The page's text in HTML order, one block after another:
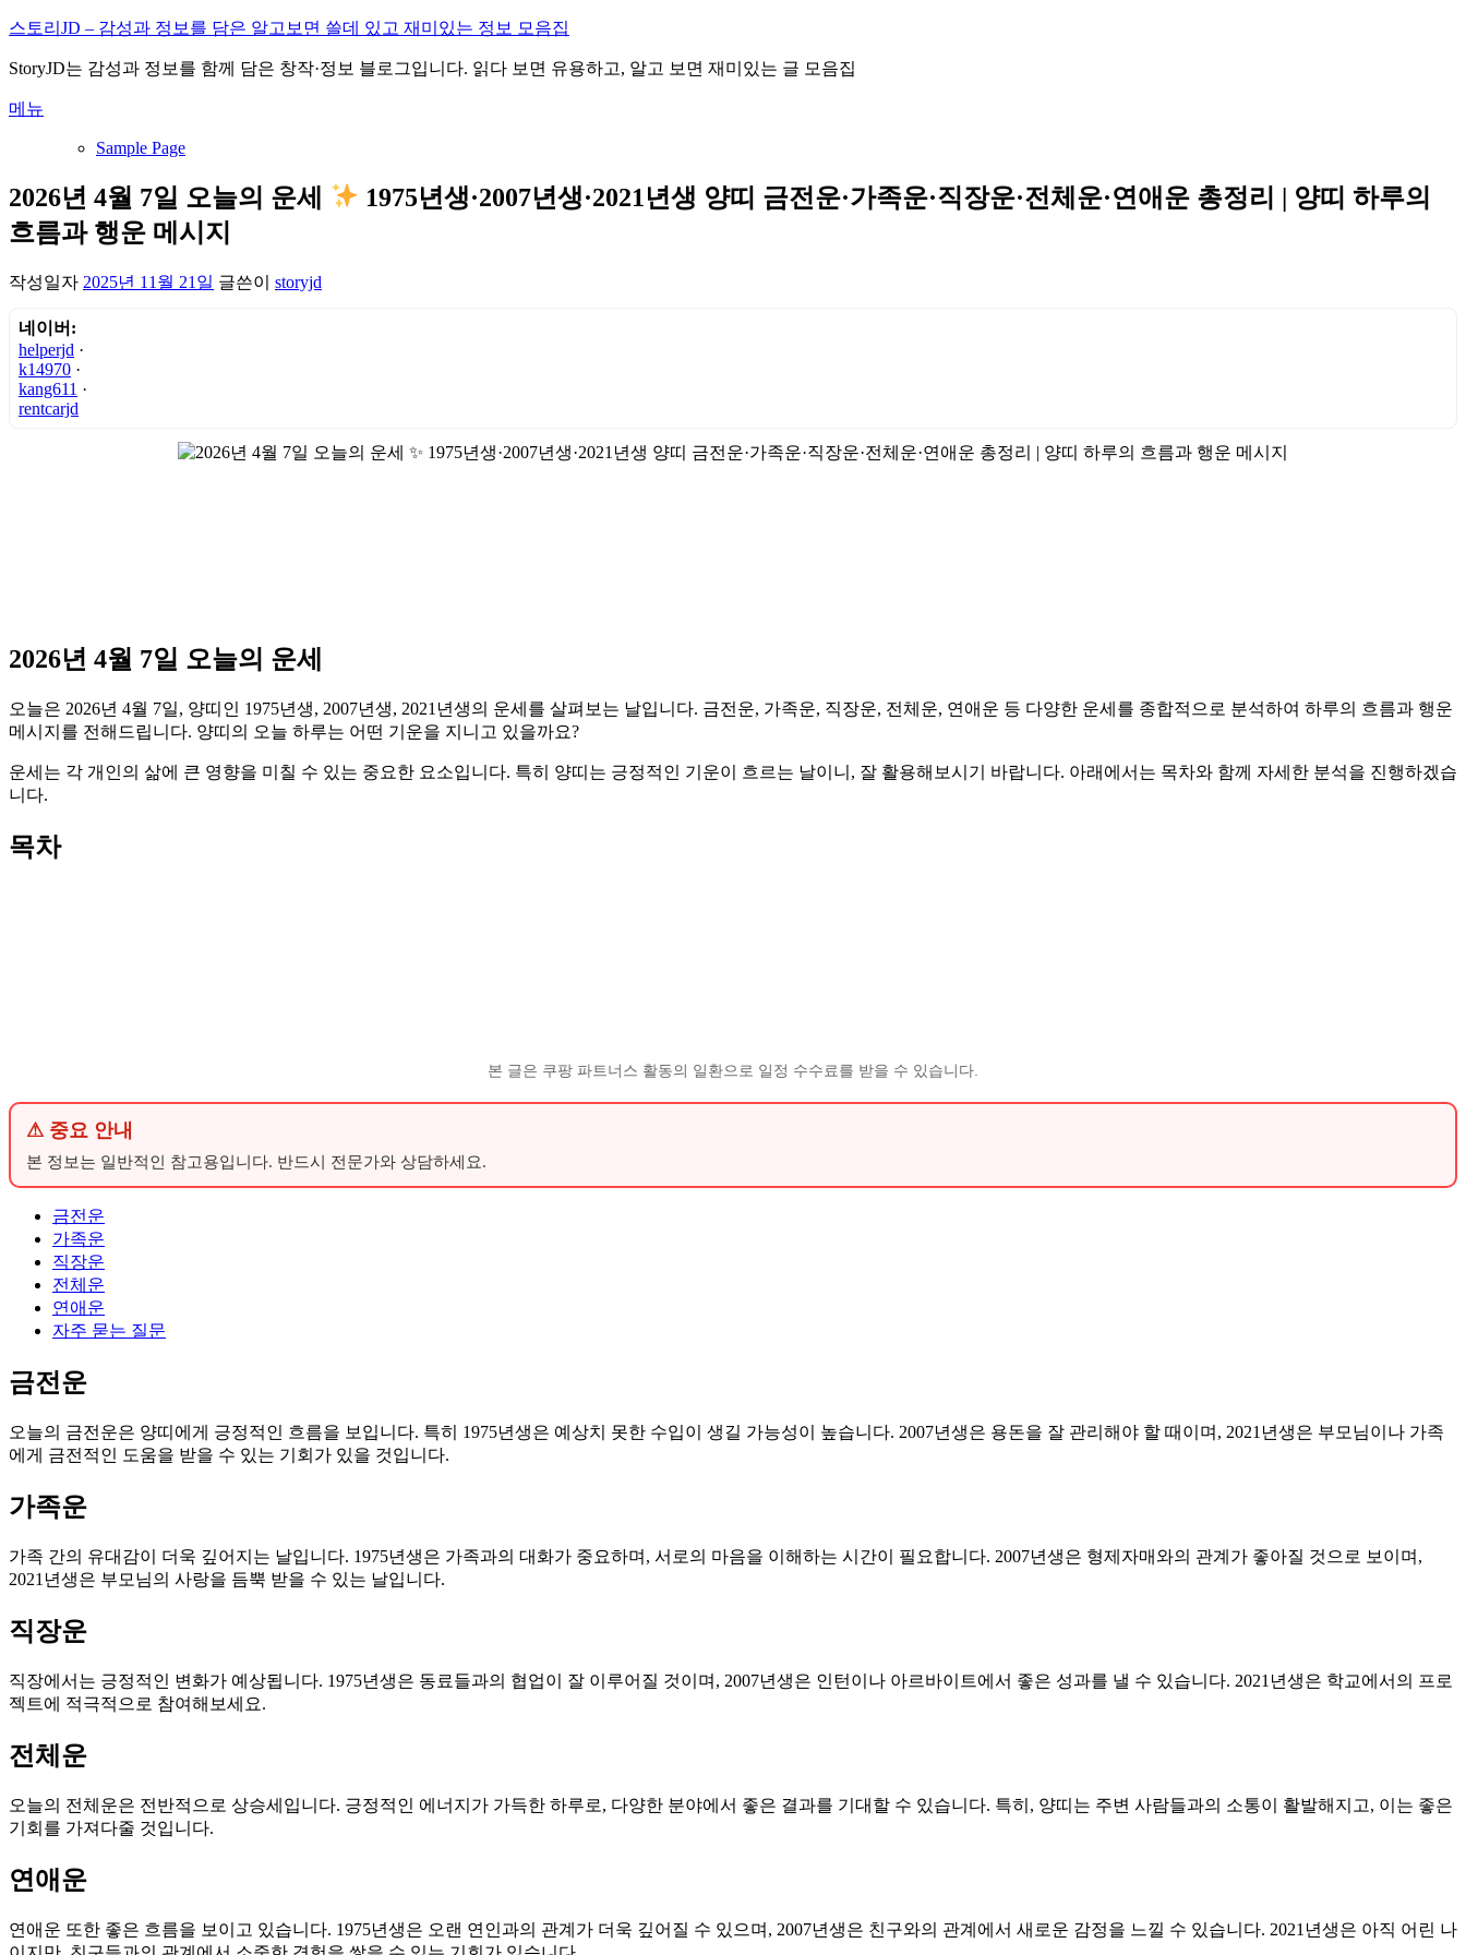
내
으
바
기
스토리JD – 감성과 정보를 담은 알고보면 쓸데 있고 재미있는 정보 모음집
StoryJD는 감성과 정보를 함께 담은 창작·정보 블로그입니다. 읽다 보면 유용하고, 알고 보면 재미있는 글 모음집
메뉴
Sample Page
2026년 4월 7일 오늘의 운세
1975년생·2007년생·2021년생 양띠 금전운·가족운·직장운·전체운·연애운 총정리 | 양띠 하루의
흐름과 행운 메시지
작성일자 2025년 11월 21일 글쓴이 storyjd
네이버:
helperjd ·
k14970 ·
kang611 ·
rentcarjd
2026년 4월 7일 오늘의 운세
오늘은 2026년 4월 7일, 양띠인 1975년생, 2007년생, 2021년생의 운세를 살펴보는 날입니다. 금전운, 가족운, 직장운, 전체운, 연애운 등 다양한 운세를 종합적으로 분석하여 하루의 흐름과 행운
메시지를 전해드립니다. 양띠의 오늘 하루는 어떤 기운을 지니고 있을까요?
운세는 각 개인의 삶에 큰 영향을 미칠 수 있는 중요한 요소입니다. 특히 양띠는 긍정적인 기운이 흐르는 날이니, 잘 활용해보시기 바랍니다. 아래에서는 목차와 함께 자세한 분석을 진행하겠습
니다.
목차
본 글은 쿠팡 파트너스 활동의 일환으로 일정 수수료를 받을 수 있습니다.
⚠ 중요 안내
본 정보는 일반적인 참고용입니다. 반드시 전문가와 상담하세요.
금전운
가족운
직장운
전체운
연애운
자주 묻는 질문
금전운
오늘의 금전운은 양띠에게 긍정적인 흐름을 보입니다. 특히 1975년생은 예상치 못한 수입이 생길 가능성이 높습니다. 2007년생은 용돈을 잘 관리해야 할 때이며, 2021년생은 부모님이나 가족
에게 금전적인 도움을 받을 수 있는 기회가 있을 것입니다.
가족운
가족 간의 유대감이 더욱 깊어지는 날입니다. 1975년생은 가족과의 대화가 중요하며, 서로의 마음을 이해하는 시간이 필요합니다. 2007년생은 형제자매와의 관계가 좋아질 것으로 보이며,
2021년생은 부모님의 사랑을 듬뿍 받을 수 있는 날입니다.
직장운
직장에서는 긍정적인 변화가 예상됩니다. 1975년생은 동료들과의 협업이 잘 이루어질 것이며, 2007년생은 인턴이나 아르바이트에서 좋은 성과를 낼 수 있습니다. 2021년생은 학교에서의 프로
젝트에 적극적으로 참여해보세요.
전체운
오늘의 전체운은 전반적으로 상승세입니다. 긍정적인 에너지가 가득한 하루로, 다양한 분야에서 좋은 결과를 기대할 수 있습니다. 특히, 양띠는 주변 사람들과의 소통이 활발해지고, 이는 좋은
기회를 가져다줄 것입니다.
연애운
연애운 또한 좋은 흐름을 보이고 있습니다. 1975년생은 오랜 연인과의 관계가 더욱 깊어질 수 있으며, 2007년생은 친구와의 관계에서 새로운 감정을 느낄 수 있습니다. 2021년생은 아직 어린 나